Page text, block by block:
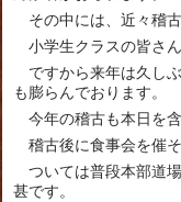
その中には、近々稽
小学生クラスの皆さ
ですから来年は久し
も膨らんでおります。
今年の稽古も本日を
稽古後に食事会を催
ついては普段本部道
甚です。